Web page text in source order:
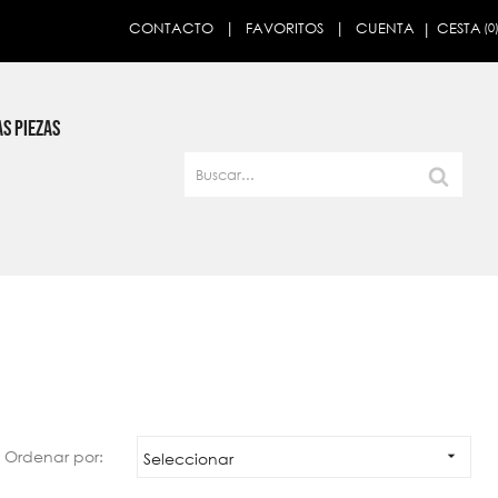
CONTACTO FAVORITOS CUENTA CESTA(0)
PIEZAS
Ordenar por: Seleccionar 
×